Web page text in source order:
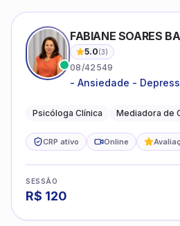
FABIANE SOARES
5.0(3)
08/42549
- Ansiedade -
relacionamentos -
Psicóloga Clínica Mediadora de
CRP ativo Online
SESSÃO
R$ 120